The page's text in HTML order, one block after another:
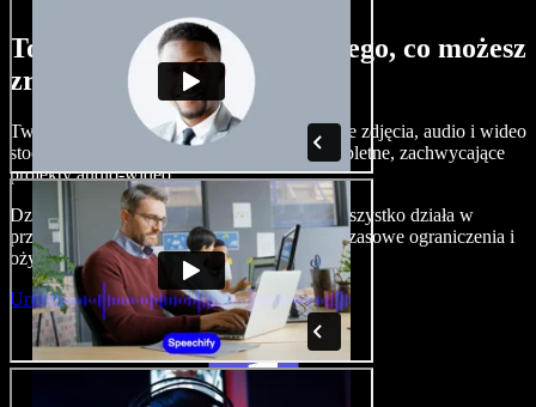
To tylko niewielka próbka tego, co możesz
zrobić z Speechify Studio.
Twórz nagrania lektorskie, dodawaj bezpłatne zdjęcia, audio i wideo
stockowe, klonuj swój głos — i składaj kompletne, zachwycające
projekty audio-wideo.
Dzięki zerowej krzywej uczenia i temu, że wszystko działa w
przeglądarce, twórcy mogą porzucić dotychczasowe ograniczenia i
ożywić każdy kreatywny pomysł.
Uruchom Studio